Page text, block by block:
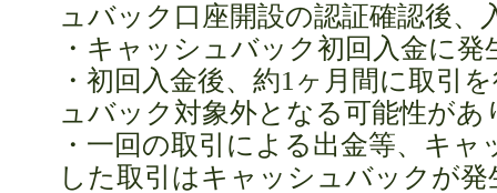
ュバック口座開設の認証確認後、
・キャッシュバック初回入金に発
・初回入金後、約1ヶ月間に取引
ュバック対象外となる可能性があ
・一回の取引による出金等、キ
した取引はキャッシュバックが